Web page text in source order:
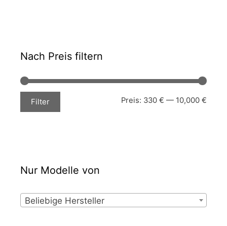
Nach Preis filtern
Filter Preis: 330 € — 10,000 €
Nur Modelle von
Beliebige Hersteller